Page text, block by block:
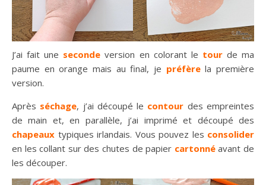
J’ai fait une seconde version en colorant le tourde ma
paume en orange mais au final, je préfère la première
version.
Après séchage, j’ai découpé le contour des empreintes
de main et, en parallèle, j’ai imprimé et découpé des
chapeaux typiques irlandais. Vous pouvez les consolider
en les collant sur des chutes de papier cartonné avant de
les découper.